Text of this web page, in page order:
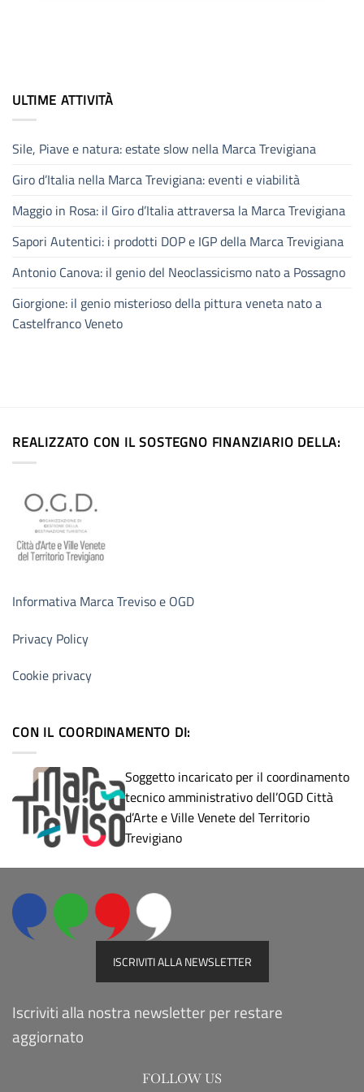
ULTIME ATTIVITÀ
Sile, Piave e natura: estate slow nella Marca Trevigiana
Giro d’Italia nella Marca Trevigiana: eventi e viabilità
Maggio in Rosa: il Giro d’Italia attraversa la Marca Trevigiana
Sapori Autentici: i prodotti DOP e IGP della Marca Trevigiana
Antonio Canova: il genio del Neoclassicismo nato a Possagno
Giorgione: il genio misterioso della pittura veneta nato a
Castelfranco Veneto
REALIZZATO CON IL SOSTEGNO FINANZIARIO DELLA:
Informativa Marca Treviso e OGD
Privacy Policy
Cookie privacy
CON IL COORDINAMENTO DI:
Soggetto incaricato per il coordinamento
tecnico amministrativo dell’OGD Città
d’Arte e Ville Venete del Territorio
Trevigiano
ISCRIVITI ALLA NEWSLETTER
Iscriviti alla nostra newsletter per restare
aggiornato
FOLLOW US